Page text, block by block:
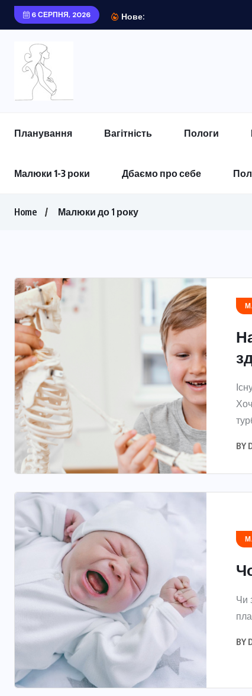
6 СЕРПНЯ, 2026 Нове:
Планування Вагітність Пологи
Малюки 1-3 роки Дбаємо про себе
Home Малюки до 1 року
BY
Чи
BY